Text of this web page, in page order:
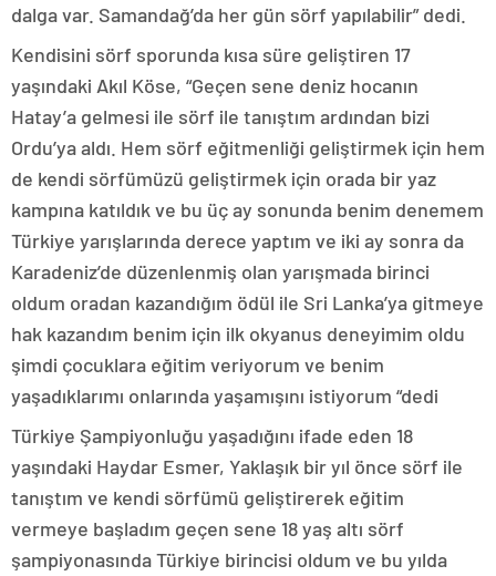
dalga var. Samandağ’da her gün sörf yapılabilir” dedi.
Kendisini sörf sporunda kısa süre geliştiren 17
yaşındaki Akıl Köse, “Geçen sene deniz hocanın
Hatay’a gelmesi ile sörf ile tanıştım ardından bizi
Ordu’ya aldı. Hem sörf eğitmenliği geliştirmek için hem
de kendi sörfümüzü geliştirmek için orada bir yaz
kampına katıldık ve bu üç ay sonunda benim denemem
Türkiye yarışlarında derece yaptım ve iki ay sonra da
Karadeniz’de düzenlenmiş olan yarışmada birinci
oldum oradan kazandığım ödül ile Sri Lanka’ya gitmeye
hak kazandım benim için ilk okyanus deneyimim oldu
şimdi çocuklara eğitim veriyorum ve benim
yaşadıklarımı onlarında yaşamışını istiyorum “dedi
Türkiye Şampiyonluğu yaşadığını ifade eden 18
yaşındaki Haydar Esmer, Yaklaşık bir yıl önce sörf ile
tanıştım ve kendi sörfümü geliştirerek eğitim
vermeye başladım geçen sene 18 yaş altı sörf
şampiyonasında Türkiye birincisi oldum ve bu yılda